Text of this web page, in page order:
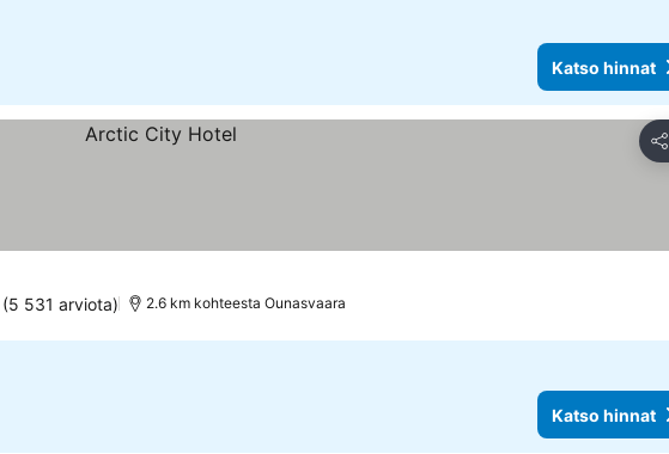
Katso hinnat
Jaa
(5 531 arviota) 2.6 km kohteesta Ounasvaara
Katso hinnat